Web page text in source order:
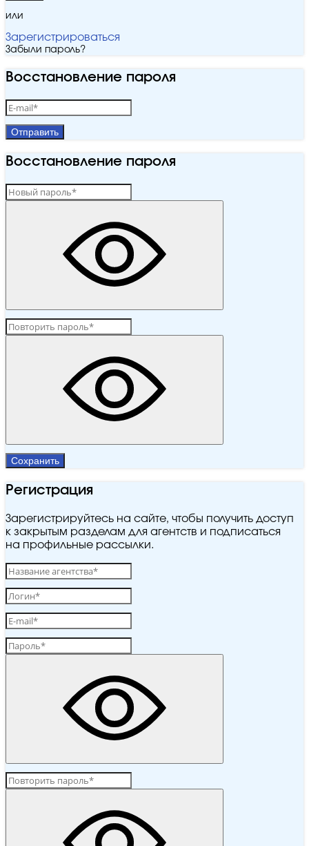
или
Зарегистрироваться
Забыли пароль?
Восстановление пароля
Отправить
Восстановление пароля
Сохранить
Регистрация
Зарегистрируйтесь на сайте, чтобы получить доступ
к закрытым разделам для агентств и подписаться
на профильные рассылки.